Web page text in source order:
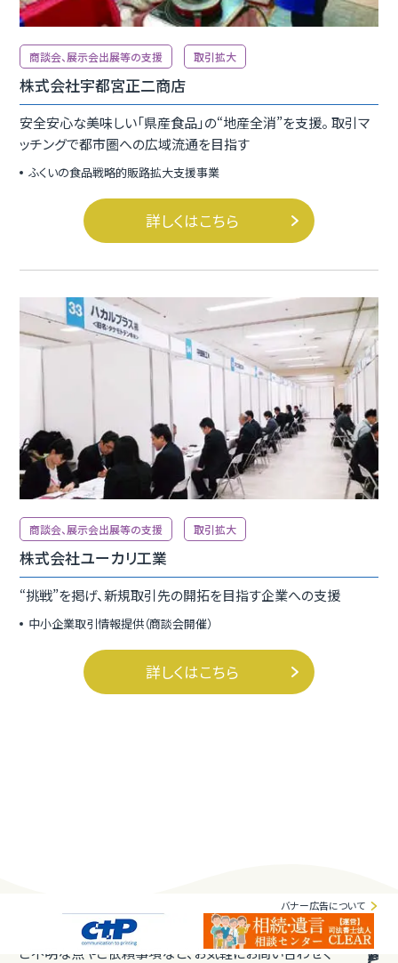
商談会、展示会出展等の支援 取引拡大
株式会社宇都宮正二商店
安全安心な美味しい「県産食品」の“地産全消”を支援。 取引マ
ッチングで都市圏への広域流通を目指す
ふくいの食品戦略的販路拡大支援事業
詳しくはこちら
商談会、展示会出展等の支援 取引拡大
株式会社ユーカリ工業
“挑戦”を掲げ、新規取引先の開拓を目指す企業への支援
中小企業取引情報提供（商談会開催）
詳しくはこちら
バナー広告について
ご不明な点やご依頼事項など、お気軽にお問い合わせく